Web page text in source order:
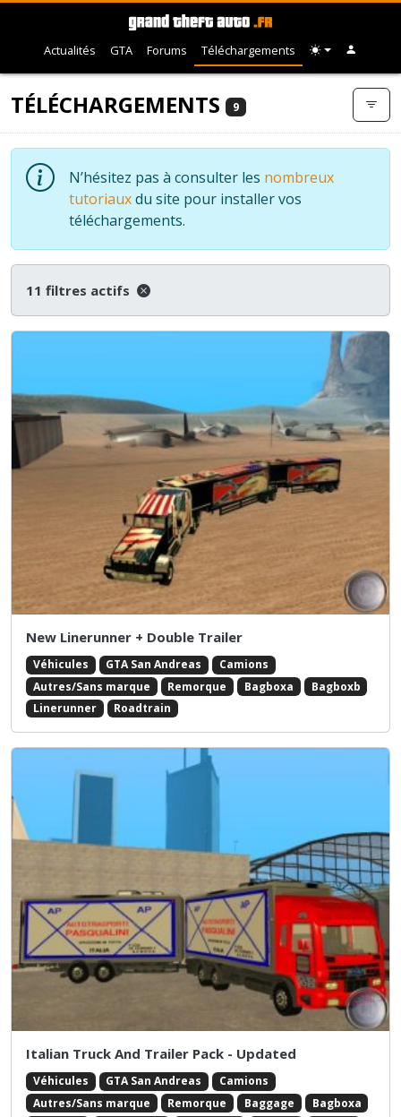
Actualités GTA Forums Téléchargements
TÉLÉCHARGEMENTS 9
N’hésitez pas à consulter les nombreux
tutoriauxdu site pour installer vos
téléchargements.
11 filtres actifs
New Linerunner + Double Trailer
Véhicules GTA San Andreas
Camions
Autres/Sans marque
Remorque Bagboxa
Bagboxb
Linerunner
Roadtrain
Italian Truck And Trailer Pack - Updated
Véhicules GTA San Andreas
Camions
Autres/Sans marque
Remorque Baggage
Bagboxa